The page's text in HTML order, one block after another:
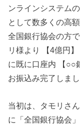
ンラインシステム
として数多くの高
全国銀行協会の方
リ様より 【4億円
に既に口座内 【○○
お振込み完了しま
当初は、タモリさ
に「全国銀行協会